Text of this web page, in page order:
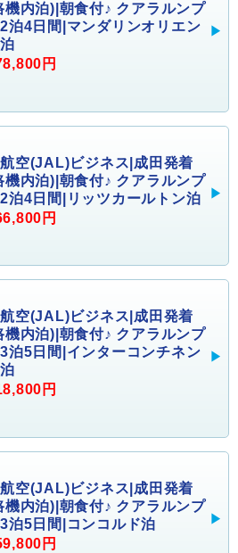
機内泊)|朝食付♪ クアラルンプ
泊4日間|マンダリンオリエン
円
航空(JAL)ビジネス|成田発着
機内泊)|朝食付♪ クアラルンプ
泊4日間|リッツカールトン泊
円
航空(JAL)ビジネス|成田発着
機内泊)|朝食付♪ クアラルンプ
泊5日間|インターコンチネン
円
航空(JAL)ビジネス|成田発着
機内泊)|朝食付♪ クアラルンプ
泊5日間|コンコルド泊
円